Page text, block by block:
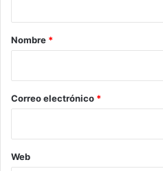
r
*
Nombre *
Correo electrónico *
Web